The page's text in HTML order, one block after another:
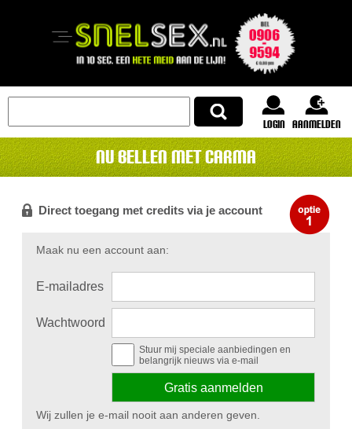
login Aanmelden
Nu bellen met carma
Direct toegang met credits via je account
Maak nu een account aan:
E-mailadres
Wachtwoord
Stuur mij speciale aanbiedingen en
belangrijk nieuws via e-mail
Wij zullen je e-mail nooit aan anderen geven.